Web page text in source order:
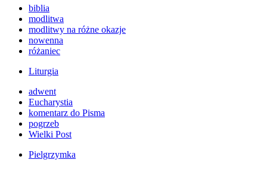
biblia
modlitwa
modlitwy na różne okazje
nowenna
różaniec
Liturgia
adwent
Eucharystia
komentarz do Pisma
pogrzeb
Wielki Post
Pielgrzymka